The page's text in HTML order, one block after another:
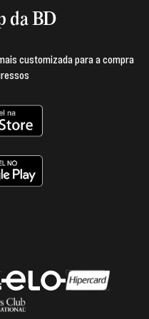
da BD
customizada para a compra